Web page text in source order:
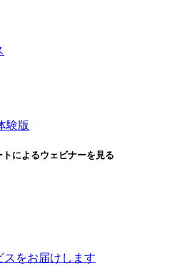
験版
によるウェビナーを見る
をお届けします